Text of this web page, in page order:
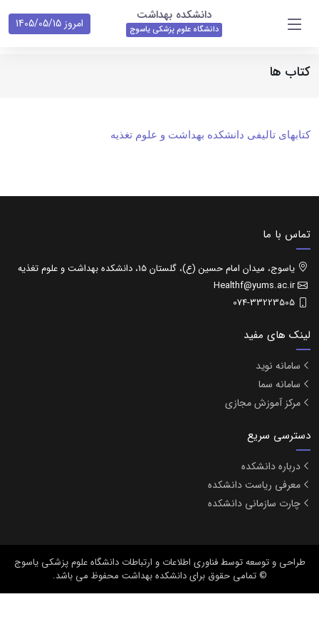
دانشکده بهداشت
دانشگاه علوم پزشکی یاسوج امروز 1405/05/15
کتاب ها
کتابهای تالیفی دانشکده بهداشت و علوم تغذیه
تماس با ما
یاسوج، میدان امام حسین (ع)، گلستان 15، دانشکده بهداشت و علوم تغذیه
Healthf@yums.ac.ir
074-33223505
لینک های مفید
سامانه نوید
سامانه سما
مرکز آموزش مجازی
دسترسی سریع
درباره دانشکده
معرفی ریاست دانشکده
چارت سازمانی دانشکده
طراحی و توسعهتوسط فناوری اطلاعات و ارتباطات دانشگاه علوم پزشکی یاسوج
© تمامی حقوق برای دانشکده بهداشت محفوظ می باشد.